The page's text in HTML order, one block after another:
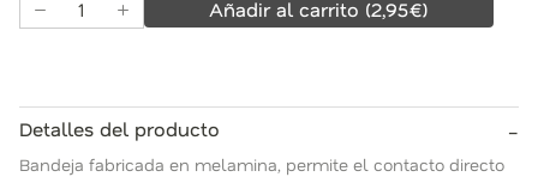
Añadir al carrito (2,95€)
Detalles del producto -
Bandeja fabricada en melamina, permite el contacto directo